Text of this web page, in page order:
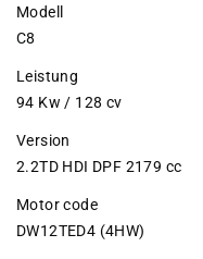
Modell
C8
Leistung
94 Kw / 128 cv
Version
2.2TD HDI DPF 2179 cc
Motor code
DW12TED4 (4HW)